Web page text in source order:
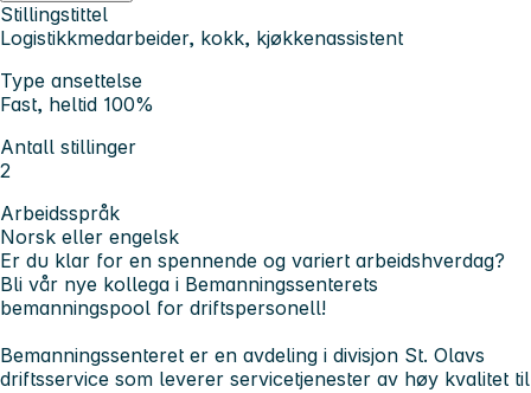
Stillingstittel
Logistikkmedarbeider, kokk, kjøkkenassistent
Type ansettelse
Fast, heltid 100%
Antall stillinger
2
Arbeidsspråk
Norsk eller engelsk
Er du klar for en spennende og variert arbeidshverdag?
Bli vår nye kollega i Bemanningssenterets
bemanningspool for driftspersonell!
Bemanningssenteret er en avdeling i divisjon St. Olavs
driftsservice som leverer servicetjenester av høy kvalitet til